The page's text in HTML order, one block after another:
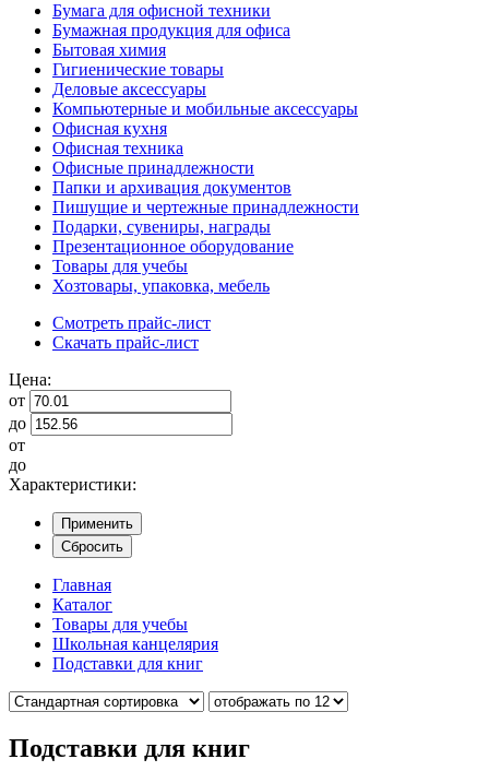
Бумага для офисной техники
Бумажная продукция для офиса
Бытовая химия
Гигиенические товары
Деловые аксессуары
Компьютерные и мобильные аксессуары
Офисная кухня
Офисная техника
Офисные принадлежности
Папки и архивация документов
Пишущие и чертежные принадлежности
Подарки, сувениры, награды
Презентационное оборудование
Товары для учебы
Хозтовары, упаковка, мебель
Смотреть прайс-лист
Скачать прайс-лист
Цена:
от
до
от
до
Характеристики:
Применить
Сбросить
Главная
Каталог
Товары для учебы
Школьная канцелярия
Подставки для книг
Подставки для книг